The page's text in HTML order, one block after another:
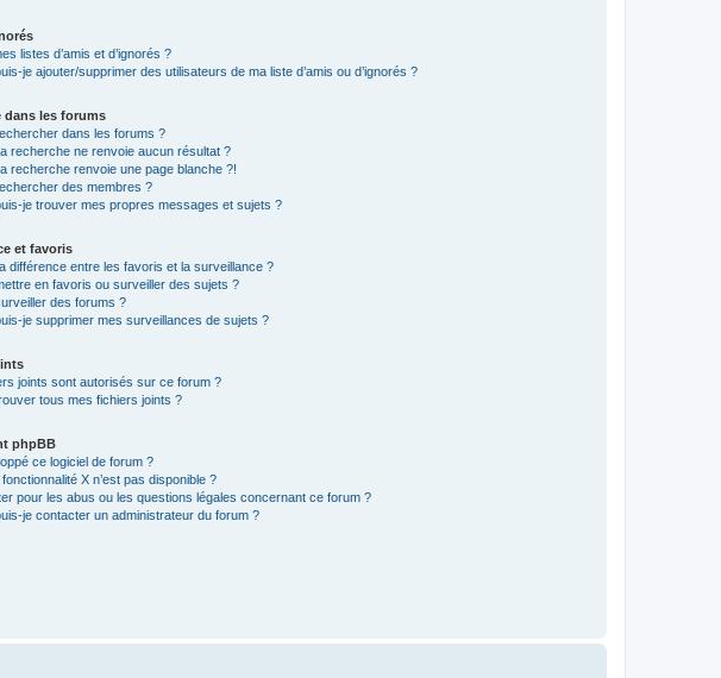
listes d’amis et d’ignorés ?
je ajouter/supprimer des utilisateurs de ma liste d’amis ou d’ignorés ?
dans les forums
dans les forums ?
recherche ne renvoie aucun résultat ?
recherche renvoie une page blanche ?!
des membres ?
je trouver mes propres messages et sujets ?
et favoris
différence entre les favoris et la surveillance ?
en favoris ou surveiller des sujets ?
des forums ?
je supprimer mes surveillances de sujets ?
joints sont autorisés sur ce forum ?
tous mes fichiers joints ?
phpBB
ce logiciel de forum ?
X n’est pas disponible ?
pour les abus ou les questions légales concernant ce forum ?
je contacter un administrateur du forum ?